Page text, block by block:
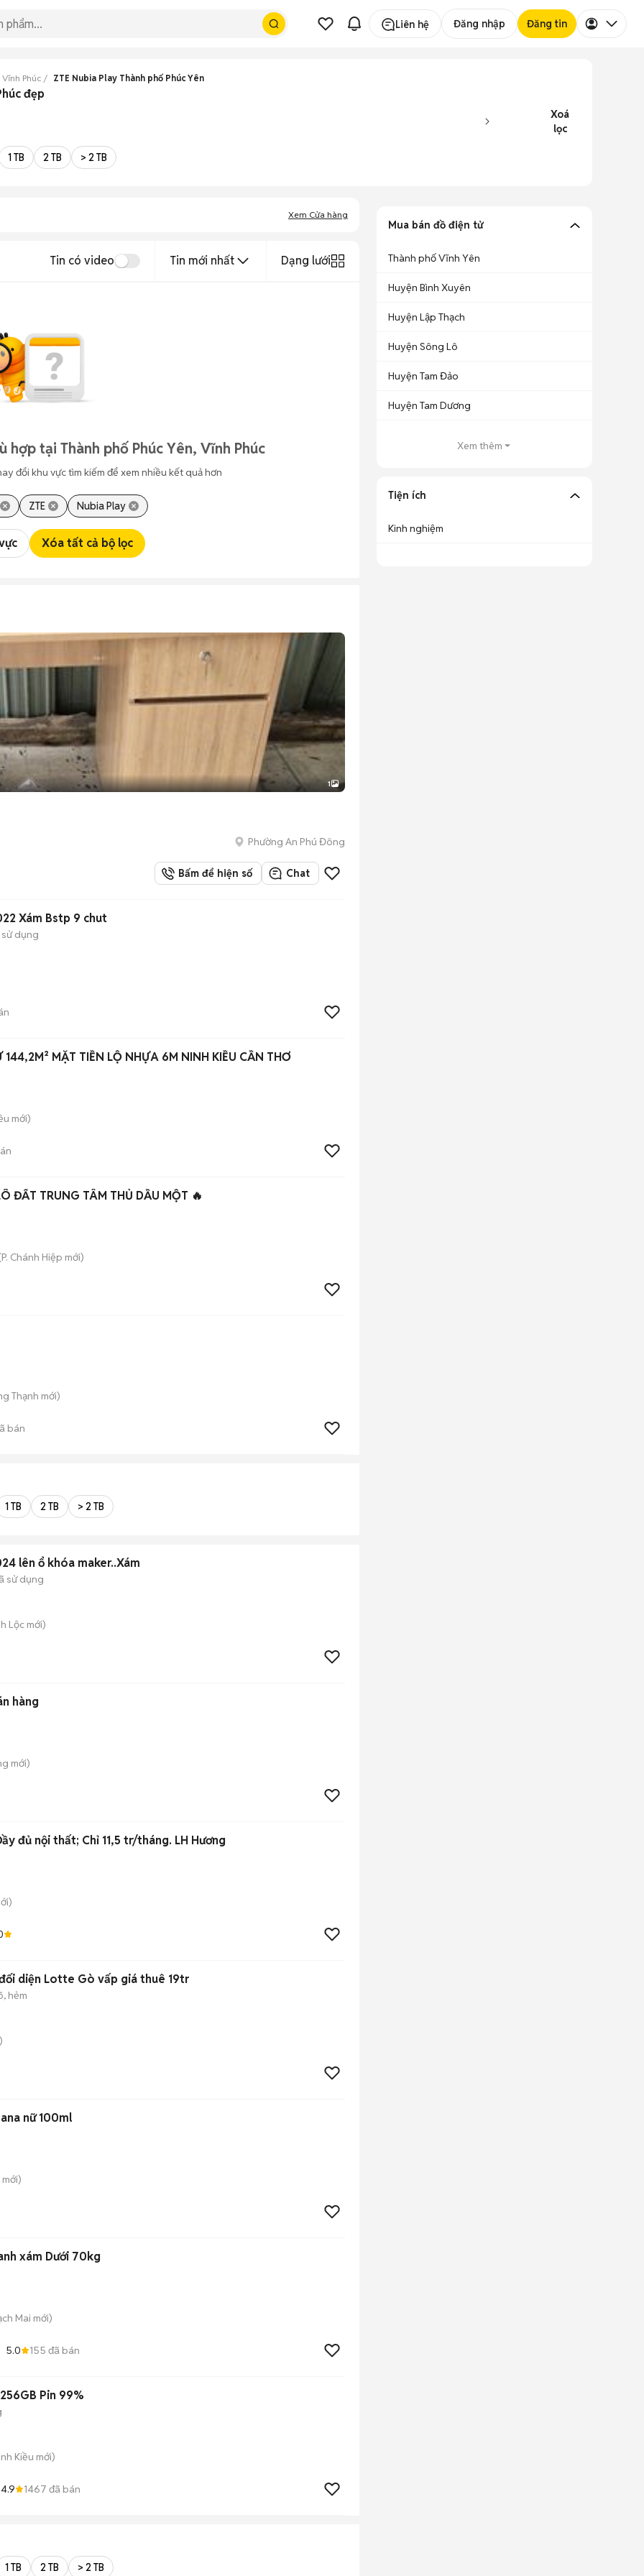
Liên hệ Đăng nhập Đăng tin
Phúc ZTE Nubia Play Thành phố Phúc Yên
đẹp
Xoá
lọc
1 TB 2 TB > 2 TB
Xem Cửa hàng
Tin có video Tin mới nhất Dạng lưới
tại Thành phố Phúc Yên, Vĩnh Phúc
đổi khu vực tìm kiếm để xem nhiều kết quả hơn
ZTE Nubia Play
Xóa tất cả bộ lọc
1
Phường An Phú Đông
Bấm để hiện số Chat
Xám Bstp 9 chut
dụng
MẶT TIỀN LỘ NHỰA 6M NINH KIỀU CẦN THƠ
mới)
ĐẤT TRUNG TÂM THỦ DẦU MỘT 🔥
P. Chánh Hiệp mới)
Thạnh mới)
bán
1 TB 2 TB > 2 TB
lên ổ khóa maker..Xám
sử dụng
Lộc mới)
hàng
mới)
đủ nội thất; Chỉ 11,5 tr/tháng. LH Hương
diện Lotte Gò vấp giá thuê 19tr
hẻm
nữ 100ml
mới)
xám Dưới 70kg
Mai mới)
5.0 155 đã bán
Pin 99%
Kiều mới)
4.9 1467 đã bán
1 TB 2 TB > 2 TB
Mua bán đồ điện tử
Thành phố Vĩnh Yên
Huyện Bình Xuyên
Huyện Lập Thạch
Huyện Sông Lô
Huyện Tam Đảo
Huyện Tam Dương
Xem thêm
Tiện ích
Kinh nghiệm